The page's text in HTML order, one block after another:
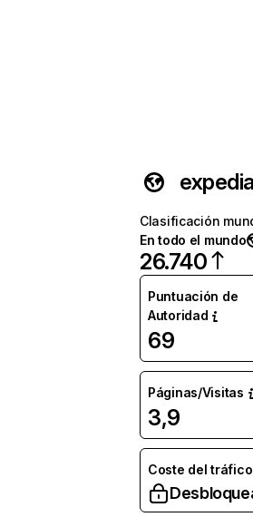
Clasificación
En todo el mundo
26.740
Puntuación de
Autoridad
69
Páginas/Visitas
3,9
Coste del tráfico